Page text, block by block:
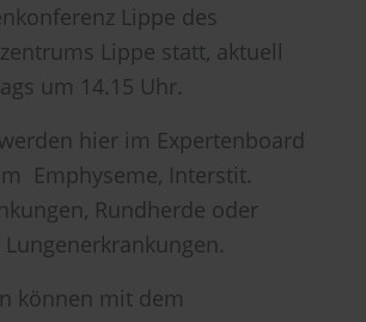
Lippe des
Lippe statt, aktuell
um 14.15 Uhr.
hier im Expertenboard
Emphyseme, Interstit.
Rundherde oder
können mit dem